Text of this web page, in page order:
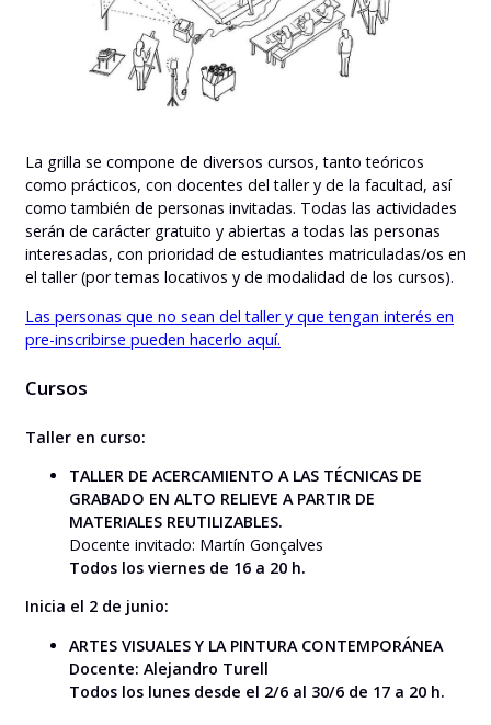
La grilla se compone de diversos cursos, tanto teóricos
como prácticos, con docentes del taller y de la facultad, así
como también de personas invitadas. Todas las actividades
serán de carácter gratuito y abiertas a todas las personas
interesadas, con prioridad de estudiantes matriculadas/os en
el taller (por temas locativos y de modalidad de los cursos).
Las personas que no sean del taller y que tengan interés en
pre-inscribirse pueden hacerlo aquí.
Cursos
Taller en curso:
TALLER DE ACERCAMIENTO A LAS TÉCNICAS DE
GRABADO EN ALTO RELIEVE A PARTIR DE
MATERIALES REUTILIZABLES.
Docente invitado: Martín Gonçalves
Todos los viernes de 16 a 20 h.
Inicia el 2 de junio:
ARTES VISUALES Y LA PINTURA CONTEMPORÁNEA
Docente: Alejandro Turell
Todos los lunes desde el 2/6 al 30/6 de 17 a 20 h.